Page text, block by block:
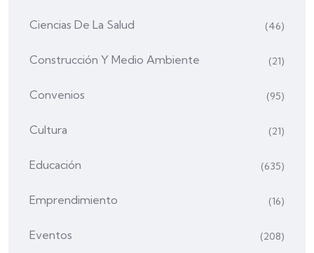
Ciencias De La Salud (46)
Construcción Y Medio Ambiente (21)
Convenios (95)
Cultura (21)
Educación (635)
Emprendimiento (16)
Eventos (208)